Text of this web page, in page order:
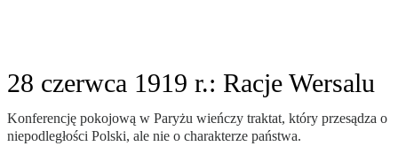
28 czerwca 1919 r.: Racje Wersalu
Konferencję pokojową w Paryżu wieńczy traktat, który przesądza o
niepodległości Polski, ale nie o charakterze państwa.